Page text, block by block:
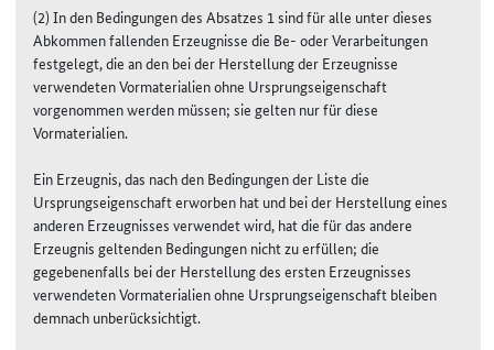
(2) In den Bedingungen des Absatzes 1 sind für alle unter dieses
Abkommen fallenden Erzeugnisse die Be- oder Verarbeitungen
festgelegt, die an den bei der Herstellung der Erzeugnisse
verwendeten Vormaterialien ohne Ursprungseigenschaft
vorgenommen werden müssen; sie gelten nur für diese
Vormaterialien.
Ein Erzeugnis, das nach den Bedingungen der Liste die
Ursprungseigenschaft erworben hat und bei der Herstellung eines
anderen Erzeugnisses verwendet wird, hat die für das andere
Erzeugnis geltenden Bedingungen nicht zu erfüllen; die
gegebenenfalls bei der Herstellung des ersten Erzeugnisses
verwendeten Vormaterialien ohne Ursprungseigenschaft bleiben
demnach unberücksichtigt.